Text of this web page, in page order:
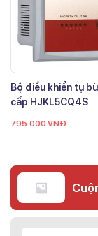
Bộ điều khiển tụ
cấp HJKL5CQ4S
795.000 VNĐ